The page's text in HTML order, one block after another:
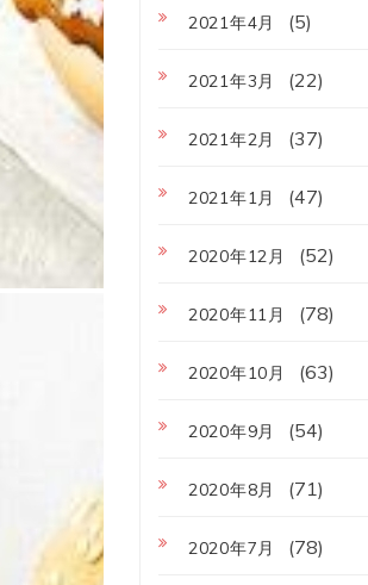
2021年4月 (5)
2021年3月 (22)
2021年2月 (37)
2021年1月 (47)
2020年12月 (52)
2020年11月 (78)
2020年10月 (63)
2020年9月 (54)
2020年8月 (71)
2020年7月 (78)